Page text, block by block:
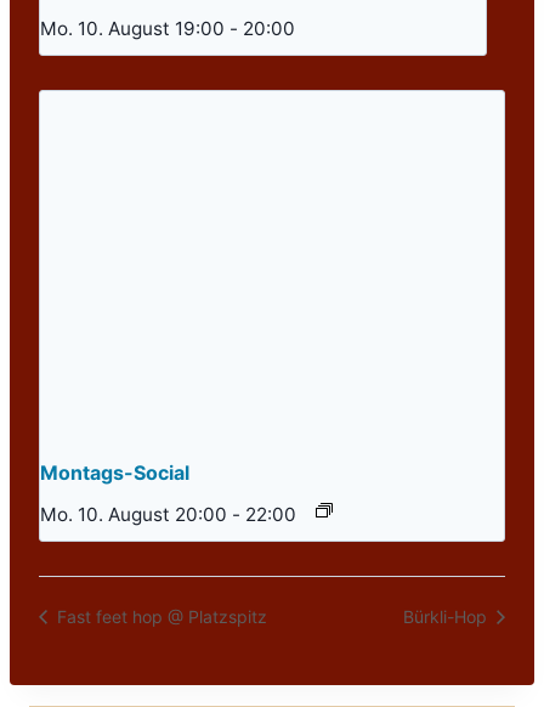
Mo. 10. August 19:00 - 20:00
Montags-Social
Mo. 10. August 20:00 - 22:00
Fast feet hop @ Platzspitz Bürkli-Hop